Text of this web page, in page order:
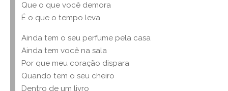
Que o que você demora
É o que o tempo leva
Ainda tem o seu perfume pela casa
Ainda tem você na sala
Por que meu coração dispara
Quando tem o seu cheiro
Dentro de um livro